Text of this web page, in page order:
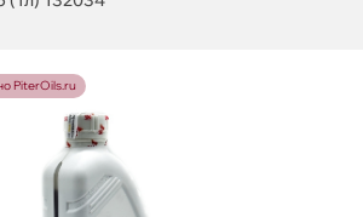
PiterOils.ru